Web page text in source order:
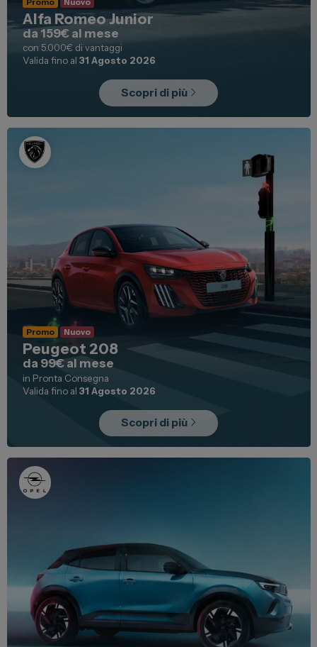
Alfa Romeo Junior
da 159€ al mese
con 5.000€ di vantaggi
Valida fino al31 Agosto 2026
Scopri di più
Promo Nuovo
Peugeot 208
da 99€ al mese
in Pronta Consegna
Valida fino al31 Agosto 2026
Scopri di più